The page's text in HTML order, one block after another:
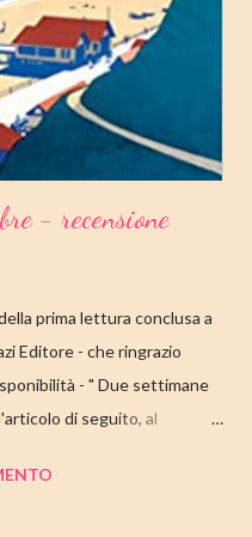
a quattordici anni compie i
il vestito buono e
- recensione
prima lettura conclusa a
Editore - che ringrazio
- " Due settimane
di seguito, al
AUTORE: R.C.